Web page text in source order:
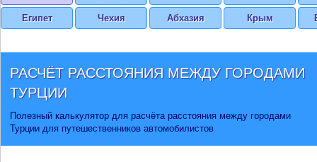
Египет Чехия Абхазия Крым
РАСЧЁТ РАССТОЯНИЯ МЕЖДУ ГОРОДАМИ
ТУРЦИИ
Полезный калькулятор для расчёта расстояния между городами
Турции для путешественников автомобилистов